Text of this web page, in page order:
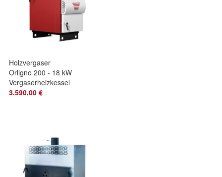
Holzvergaser
Orligno 200 - 18 kW
Vergaserheizkessel
Scheitholzkessel
3.590,00 €